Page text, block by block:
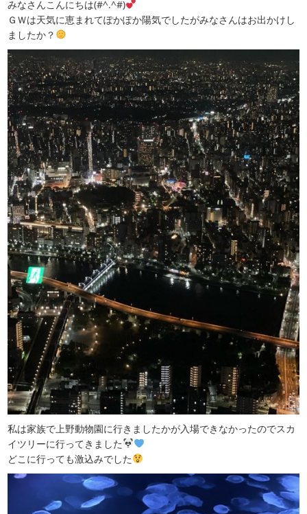
みなさんこんにちは(#^.^#)
ＧＷは天気に恵まれてぽかぽか陽気でしたがみなさんはお出かけし
ましたか？
私は家族で上野動物園に行きましたかが入場できなかったのでスカ
イツリーに行ってきました
どこに行っても激込みでした